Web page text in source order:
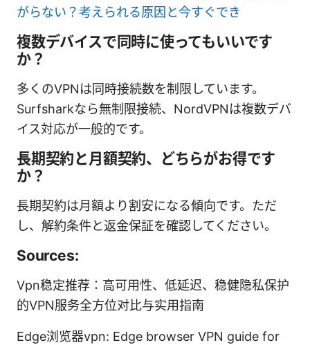
がらない？考えられる原因と今すぐでき
複数デバイスで同時に使ってもいいです
か？
多くのVPNは同時接続数を制限しています。
Surfsharkなら無制限接続、NordVPNは複数デバ
イス対応が一般的です。
長期契約と月額契約、どちらがお得です
か？
長期契約は月額より割安になる傾向です。ただ
し、解約条件と返金保証を確認してください。
Sources:
Vpn稳定推荐：高可用性、低延迟、稳健隐私保护
的VPN服务全方位对比与实用指南
Edge浏览器vpn: Edge browser VPN guide for